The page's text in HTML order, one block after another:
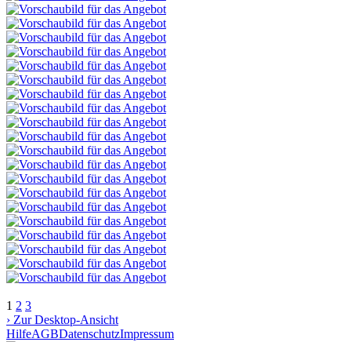
1 2 3
› Zur Desktop-Ansicht
HilfeAGBDatenschutzImpressum